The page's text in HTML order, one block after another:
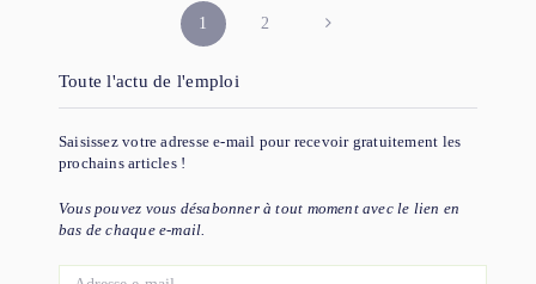
PAGINATION
DES
PUBLICATIONS
1 2
Toute l'actu de l'emploi
Saisissez votre adresse e-mail pour recevoir gratuitement les
prochains articles !
Vous pouvez vous désabonner à tout moment avec le lien en
bas de chaque e-mail.